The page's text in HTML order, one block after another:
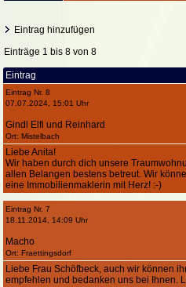
Eintrag hinzufügen
Einträge 1 bis 8 von 8
Eintrag
Eintrag Nr. 8
07.07.2024, 15:01 Uhr
Gindl Elfi und Reinhard
Ort: Mistelbach
Liebe Anita!
Wir haben durch dich unsere
allen Belangen bestens betreut. Wir
eine Immobilienmaklerin mit Herz! :-)
Eintrag Nr. 7
18.11.2014, 14:09 Uhr
Macho
Ort: Fraettingsdorf
Liebe Frau Schöfbeck, auch wir können
empfehlen und bedanken uns bei Ihnen.